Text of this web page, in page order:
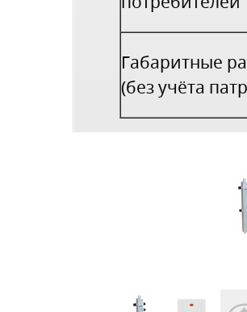
Габаритные
(без учёта